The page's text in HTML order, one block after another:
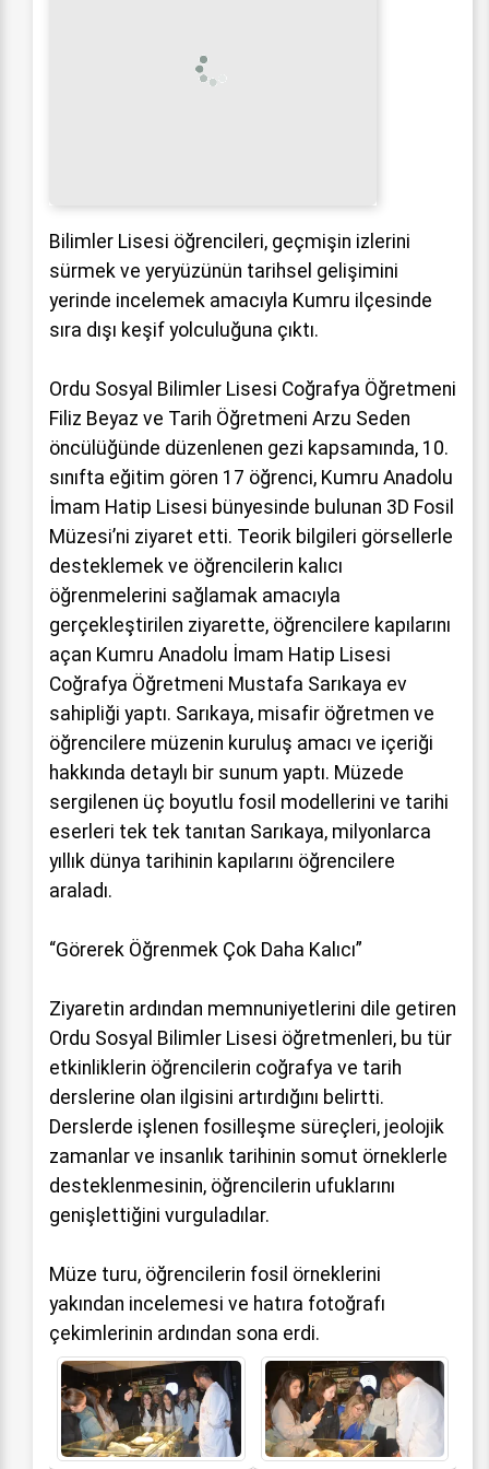
Bilimler Lisesi öğrencileri, geçmişin izlerini
sürmek ve yeryüzünün tarihsel gelişimini
yerinde incelemek amacıyla Kumru ilçesinde
sıra dışı keşif yolculuğuna çıktı.
Ordu Sosyal Bilimler Lisesi Coğrafya Öğretmeni
Filiz Beyaz ve Tarih Öğretmeni Arzu Seden
öncülüğünde düzenlenen gezi kapsamında, 10.
sınıfta eğitim gören 17 öğrenci, Kumru Anadolu
İmam Hatip Lisesi bünyesinde bulunan 3D Fosil
Müzesi’ni ziyaret etti. Teorik bilgileri görsellerle
desteklemek ve öğrencilerin kalıcı
öğrenmelerini sağlamak amacıyla
gerçekleştirilen ziyarette, öğrencilere kapılarını
açan Kumru Anadolu İmam Hatip Lisesi
Coğrafya Öğretmeni Mustafa Sarıkaya ev
sahipliği yaptı. Sarıkaya, misafir öğretmen ve
öğrencilere müzenin kuruluş amacı ve içeriği
hakkında detaylı bir sunum yaptı. Müzede
sergilenen üç boyutlu fosil modellerini ve tarihi
eserleri tek tek tanıtan Sarıkaya, milyonlarca
yıllık dünya tarihinin kapılarını öğrencilere
araladı.
“Görerek Öğrenmek Çok Daha Kalıcı”
Ziyaretin ardından memnuniyetlerini dile getiren
Ordu Sosyal Bilimler Lisesi öğretmenleri, bu tür
etkinliklerin öğrencilerin coğrafya ve tarih
derslerine olan ilgisini artırdığını belirtti.
Derslerde işlenen fosilleşme süreçleri, jeolojik
zamanlar ve insanlık tarihinin somut örneklerle
desteklenmesinin, öğrencilerin ufuklarını
genişlettiğini vurguladılar.
Müze turu, öğrencilerin fosil örneklerini
yakından incelemesi ve hatıra fotoğrafı
çekimlerinin ardından sona erdi.